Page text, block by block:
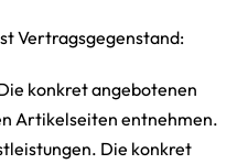
Vertragsgegenstand:
konkret angebotenen
Artikelseiten entnehmen.
Die konkret